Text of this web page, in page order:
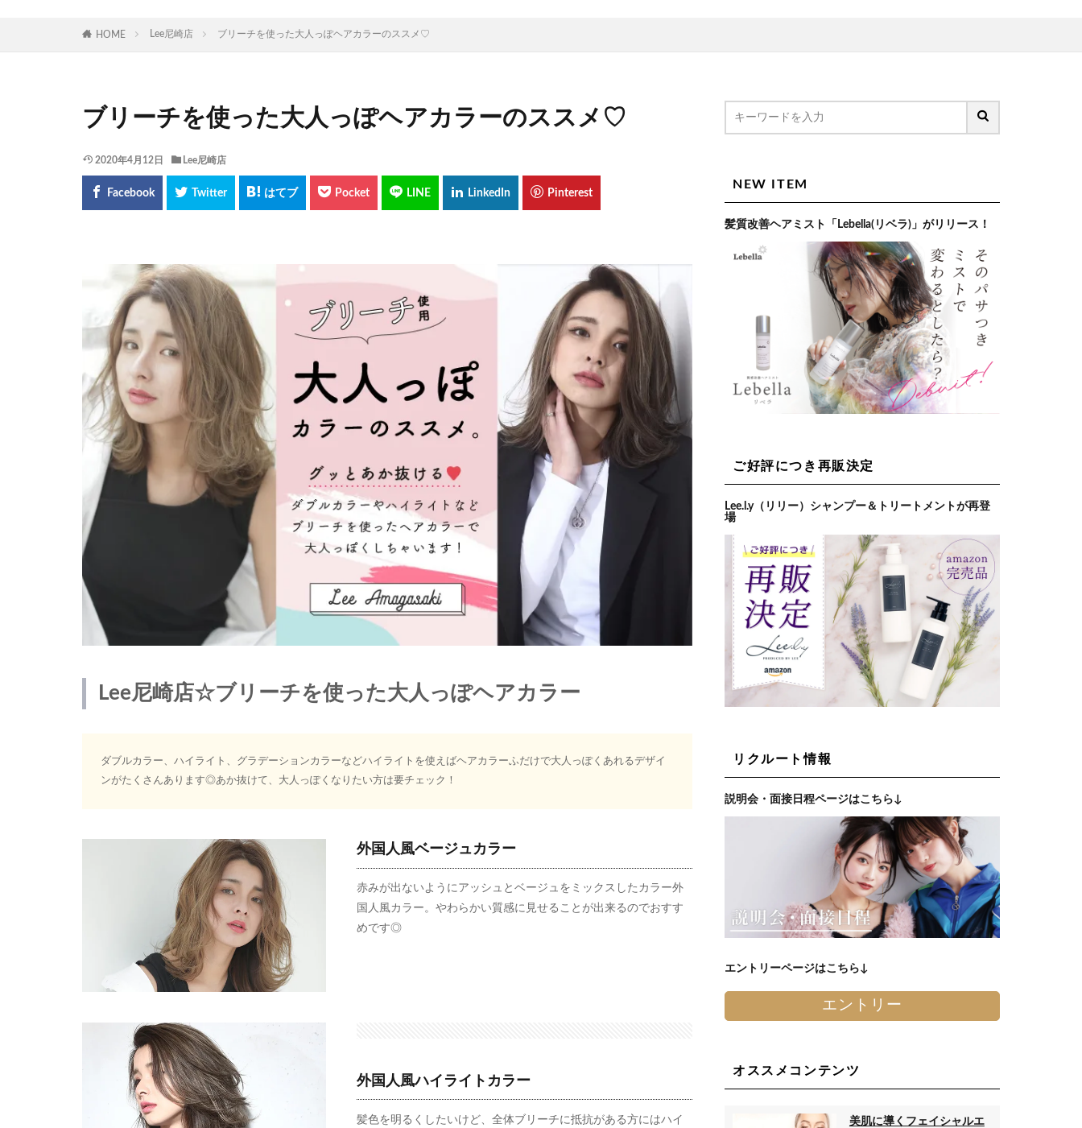
HOME Lee尼崎店 ブリーチを使った大人っぽヘアカラーのススメ♡
ブリーチを使った大人っぽヘアカラーのススメ♡
2020年4月12日 Lee尼崎店
Lee尼崎店☆ブリーチを使った大人っぽヘアカラー
ダブルカラー、ハイライト、グラデーションカラーなどハイライトを使えばヘアカラーふだけで大人っぽくあれるデザイ
ンがたくさんあります◎あか抜けて、大人っぽくなりたい方は要チェック！
外国人風ベージュカラー
赤みが出ないようにアッシュとベージュをミックスしたカラー外
国人風カラー。やわらかい質感に見せることが出来るのでおすす
めです◎
外国人風ハイライトカラー
髪色を明るくしたいけど、全体ブリーチに抵抗がある方にはハイ
NEW ITEM
髪質改善ヘアミスト「Lebella(リベラ)」がリリース！
ご好評につき再販決定
Lee.l.y（リリー）シャンプー＆トリートメントが再登
場
リクルート情報
説明会・面接日程ページはこちら↓
エントリーページはこちら↓
エントリー
オススメコンテンツ
美肌に導くフェイシャルエ